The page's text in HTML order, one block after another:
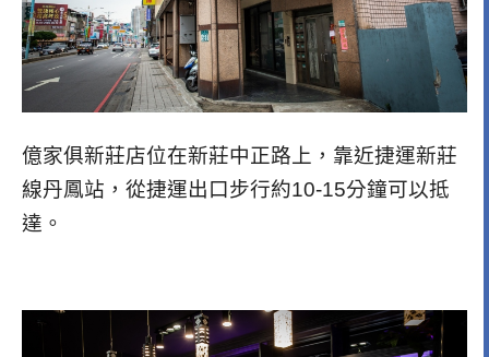
億家俱新莊店位在新莊中正路上，靠近捷運新莊
線丹鳳站，從捷運出口步行約10-15分鐘可以抵
達。